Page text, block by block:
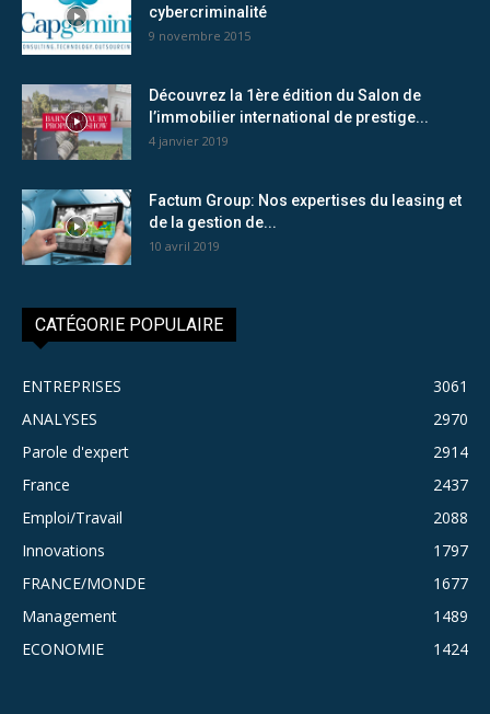
cybercriminalité
9 novembre 2015
Découvrez la 1ère édition du Salon de
l’immobilier international de prestige...
4 janvier 2019
Factum Group: Nos expertises du leasing et
de la gestion de...
10 avril 2019
CATÉGORIE POPULAIRE
ENTREPRISES
3061
ANALYSES
2970
Parole d'expert
2914
France
2437
Emploi/Travail
2088
Innovations
1797
FRANCE/MONDE
1677
Management
1489
ECONOMIE
1424